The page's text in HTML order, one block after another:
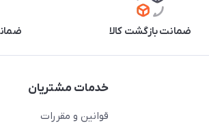
ضمانت بازگشت کالا
خدمات مشتریان
قوانین و مقررات